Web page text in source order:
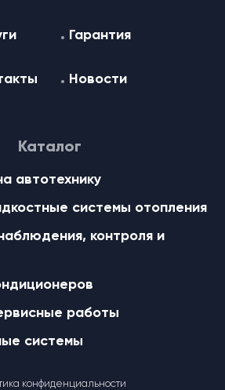
Гарантия
Новости
Каталог
автотехнику
cистемы отопления
контроля и
работы
системы
конфиденциальности